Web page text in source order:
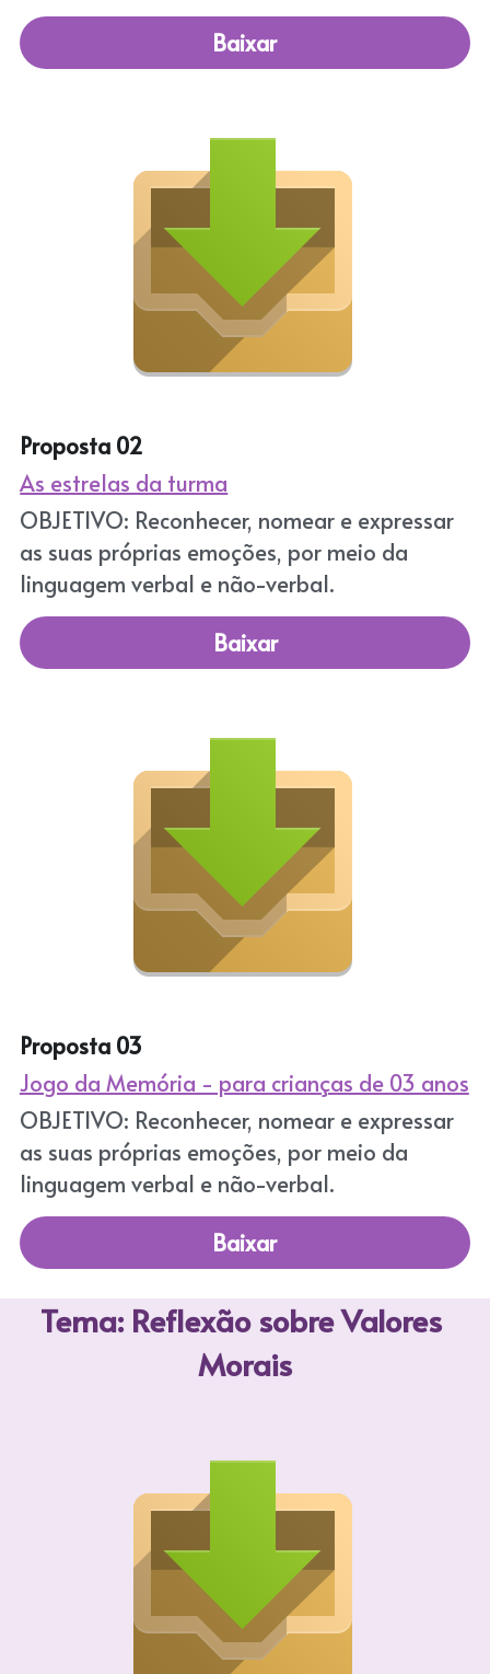
Baixar
Proposta 02
As estrelas da turma
OBJETIVO: Reconhecer, nomear e expressar
as suas próprias emoções, por meio da
linguagem verbal e não-verbal.
Baixar
Proposta 03
Jogo da Memória - para crianças de 03 anos
OBJETIVO: Reconhecer, nomear e expressar
as suas próprias emoções, por meio da
linguagem verbal e não-verbal.
Baixar
Tema: Reflexão sobre Valores
Morais